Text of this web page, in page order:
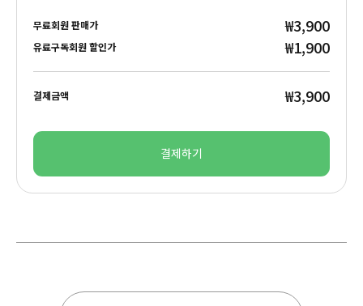
무료회원 판매가 ₩3,900
유료구독회원 할인가 ₩1,900
결제금액 ₩3,900
결제하기